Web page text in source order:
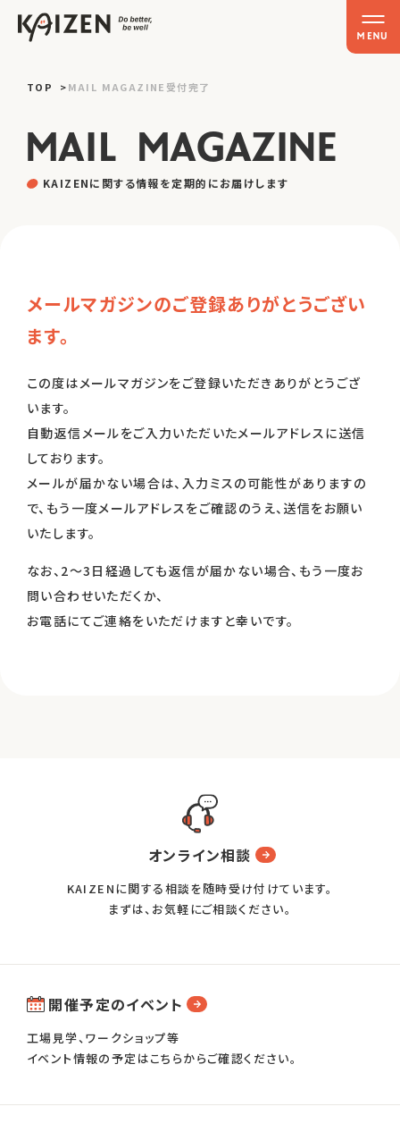
MENU
TOP
ムービー
ケーススタディ
KAIZENとは
オンライン相談
開催予定のイベント
メールマガジン
TOP MAIL MAGAZINE受付完了
MAIL MAGAZINE
KAIZ ENに 関する情報を定期的 にお届けし ます
メールマガジンのご登録ありがとうござい
ます。
この度はメールマガジンをご登録いただきありがとうござ
います。
自動返信メールをご入力いただいたメールアドレスに送信
しております。
メールが届かない場合は、入力ミスの可能性がありますの
で、 もう一度メールアドレスをご確認のうえ、送信をお願い
いたします。
なお、2～3日経過しても返信が届かない場合、もう一度お
問い合わせいただくか、
お電話にてご連絡をいただけますと幸いです。
オンライン相談
KAIZENに関する相談を随時受け付けています。
まずは、お気軽にご相談ください。
開催予定のイベント
工場見学、ワークショップ等
イベント情報の予定はこちらからご確認ください。